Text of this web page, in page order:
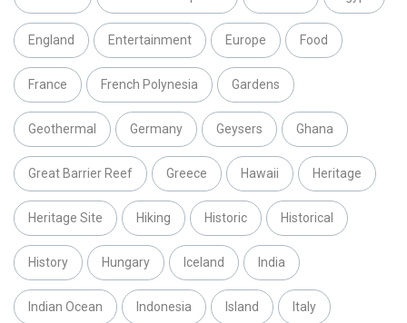
England Entertainment Europe Food
France French Polynesia Gardens
Geothermal Germany Geysers Ghana
Great Barrier Reef Greece Hawaii Heritage
Heritage Site Hiking Historic Historical
History Hungary Iceland India
Indian Ocean Indonesia Island Italy